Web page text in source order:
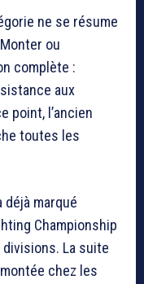
ne se résume
ou
complète :
aux
point, l’ancien
toutes les
déjà marqué
Championship
La suite
chez les